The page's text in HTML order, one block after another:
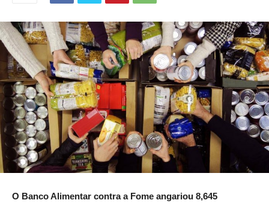
O Banco Alimentar contra a Fome angariou 8,645